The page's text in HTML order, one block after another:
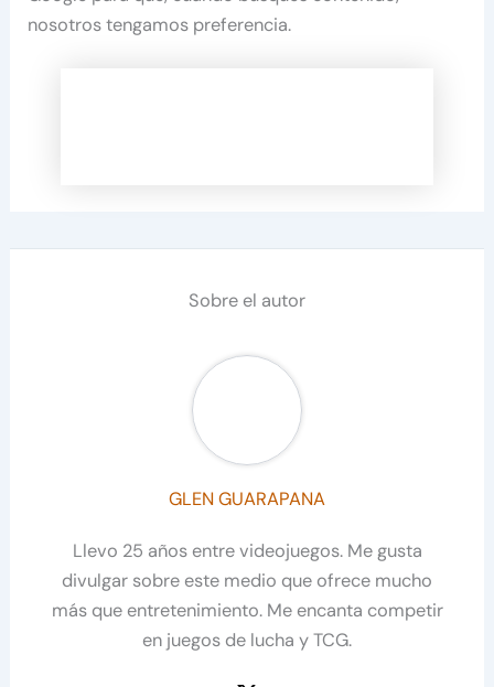
nosotros tengamos preferencia.
Sobre el autor
GLEN GUARAPANA
Llevo 25 años entre videojuegos. Me gusta
divulgar sobre este medio que ofrece mucho
más que entretenimiento. Me encanta competir
en juegos de lucha y TCG.